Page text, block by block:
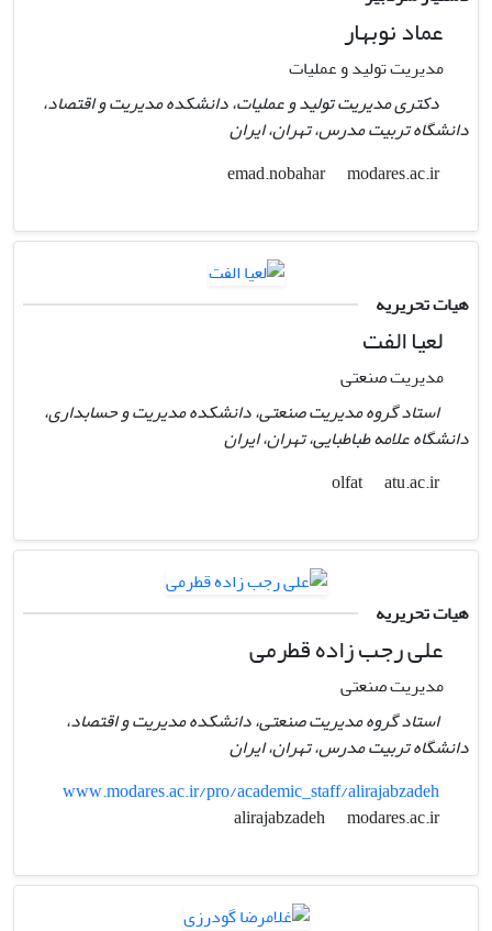
عماد نوبهار
مدیریت تولید و عملیات
دکتری مدیریت تولید و عملیات، دانشکده مدیریت و اقتصاد،
دانشگاه تربیت مدرس، تهران، ایران
emad.nobahar
modares.ac.ir
هیات تحریریه
لعیا الفت
مدیریت صنعتی
استاد گروه مدیریت صنعتی، دانشکده مدیریت و حسابداری،
دانشگاه علامه طباطبایی، تهران، ایران
olfat
atu.ac.ir
هیات تحریریه
علی رجب زاده قطرمی
مدیریت صنعتی
استاد گروه مدیریت صنعتی، دانشکده مدیریت و اقتصاد،
دانشگاه تربیت مدرس، تهران، ایران
www.modares.ac.ir/pro/academic_staff/alirajabzadeh
alirajabzadeh
modares.ac.ir